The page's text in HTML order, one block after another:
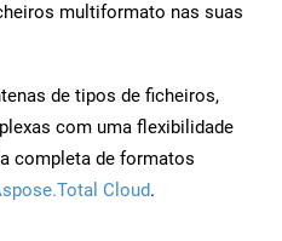
multiformato nas suas
de tipos de ficheiros,
com uma flexibilidade
completa de formatos
Cloud.